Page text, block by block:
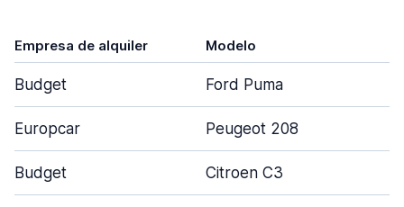
Empresa de alquiler Modelo
Budget Ford Puma
Europcar Peugeot 208
Budget Citroen C3